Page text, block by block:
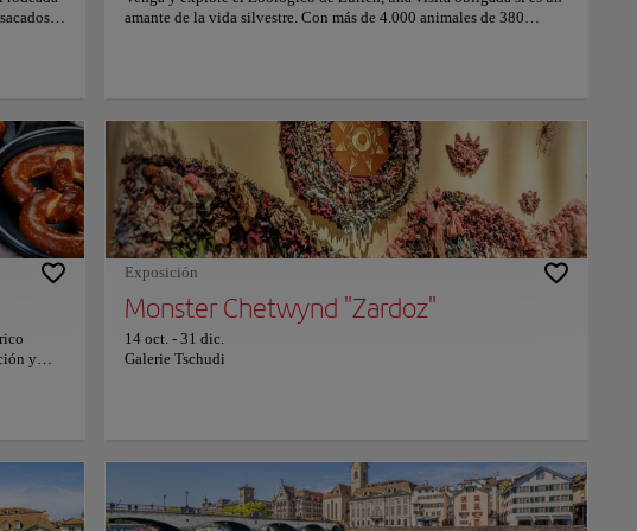
o
suizos
historia,
del
esencia
que
idílico
amante de la vida silvestre. Con más de 4.000 animales de 380
conservación de especies nativas y exóticas. Apoya activamente
numerosos programas de conservación, permitiendo a los visitantes
aprender sobre el cuidado de nuestro medio ambiente natural. Este
fascinante zoológico no solo ofrece la oportunidad de observar la
vida silvestre, sino también de conectarse con la naturaleza de
manera educativa y entretenida. Para obtener más información sobre
horarios y precios, visite el sitio web oficial.
y
por la
una
lo que
Exposición
Monster Chetwynd "Zardoz"
14 oct. - 31 dic.
Galerie Tschudi
Copiar enlace
seduce a todos los que visitan Zúrich: el río Limago. Con su cautivador flujo a través del corazón